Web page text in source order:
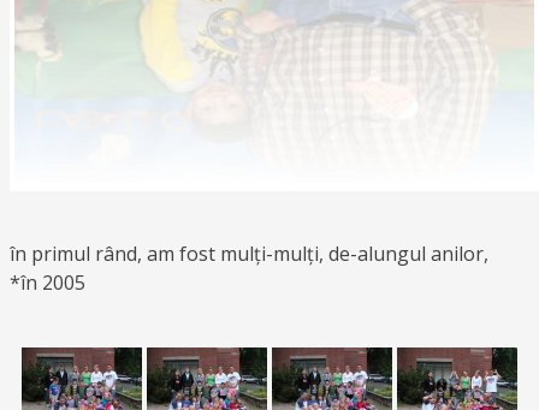
în primul rând, am fost mulți-mulți, de-alungul anilor,
*în 2005